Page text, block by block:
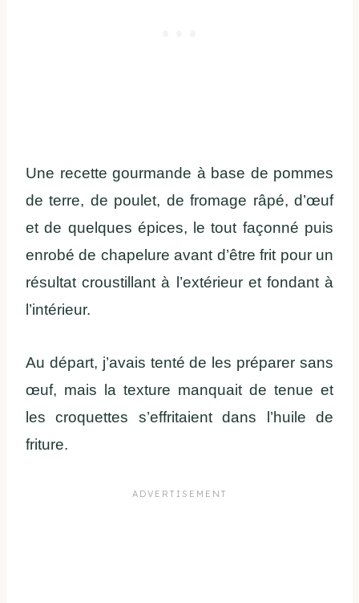
Une recette gourmande à base de pommes
de terre, de poulet, de fromage râpé, d’œuf
et de quelques épices, le tout façonné puis
enrobé de chapelure avant d’être frit pour un
résultat croustillant à l’extérieur et fondant à
l’intérieur.
Au départ, j’avais tenté de les préparer sans
œuf, mais la texture manquait de tenue et
les croquettes s’effritaient dans l’huile de
friture.